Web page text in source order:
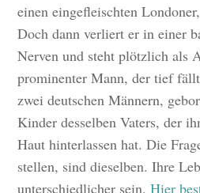
einen eingefleischten
Doch dann verliert er in einer
Nerven und steht plötzlich als
prominenter Mann, der tief
zwei deutschen Männern,
Kinder desselben Vaters, der
Haut hinterlassen hat. Die
stellen, sind dieselben. Ihre
unterschiedlicher sein.Hier